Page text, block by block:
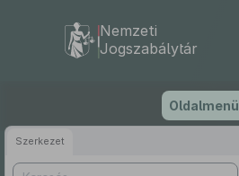
tartalomra
Nemzeti
Jogszabálytár
Oldalmenü
Szerkezet